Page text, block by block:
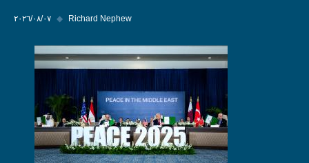
٠٧‏/٠٨‏/٢٠٢٦ ◆ Richard Nephew